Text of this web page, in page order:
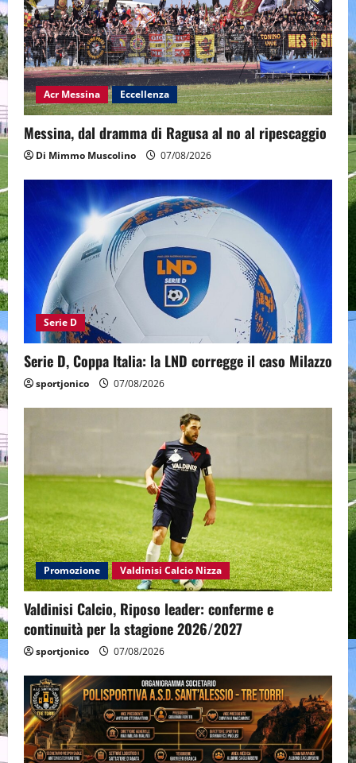
Acr Messina Eccellenza
Messina, dal dramma di Ragusa al no al ripescaggio
Di Mimmo Muscolino 07/08/2026
Serie D
Serie D, Coppa Italia: la LND corregge il caso Milazzo
sportjonico 07/08/2026
Promozione Valdinisi Calcio Nizza
Valdinisi Calcio, Riposo leader: conferme e
continuità per la stagione 2026/2027
sportjonico 07/08/2026